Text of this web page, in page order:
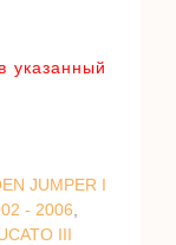
указанный
JUMPER I
- 2006,
III